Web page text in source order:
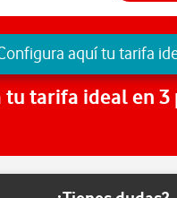
aquí tu tarifa
tarifa ideal en 3